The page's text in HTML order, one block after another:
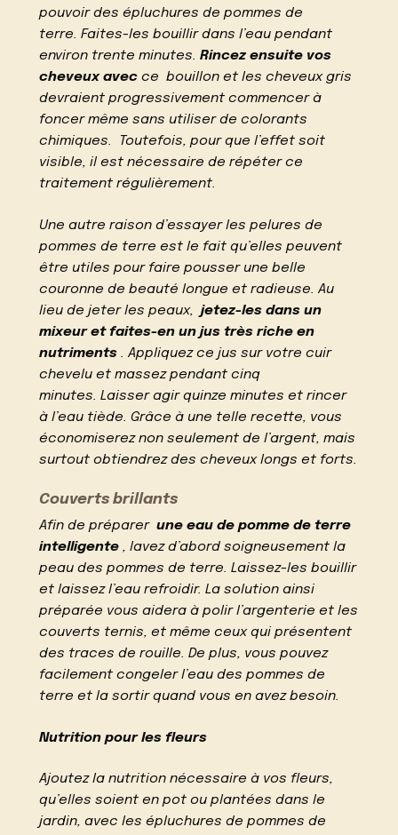
pouvoir des épluchures de pommes de
terre. Faites-les bouillir dans l’eau pendant
environ trente minutes.Rincez ensuite vos
cheveux avec ce bouillon et les cheveux gris
devraient progressivement commencer à
foncer même sans utiliser de colorants
chimiques. Toutefois, pour que l’effet soit
visible, il est nécessaire de répéter ce
traitement régulièrement.
Une autre raison d’essayer les pelures de
pommes de terre est le fait qu’elles peuvent
être utiles pour faire pousser une belle
couronne de beauté longue et radieuse. Au
lieu de jeter les peaux,jetez-les dans un
mixeur et faites-en un jus très riche en
nutriments . Appliquez ce jus sur votre cuir
chevelu et massez pendant cinq
minutes. Laisser agir quinze minutes et rincer
à l’eau tiède. Grâce à une telle recette, vous
économiserez non seulement de l’argent, mais
surtout obtiendrez des cheveux longs et forts.
Couverts brillants
Afin de préparerune eau de pomme de terre
intelligente , lavez d’abord soigneusement la
peau des pommes de terre. Laissez-les bouillir
et laissez l’eau refroidir. La solution ainsi
préparée vous aidera à polir l’argenterie et les
couverts ternis, et même ceux qui présentent
des traces de rouille. De plus, vous pouvez
facilement congeler l’eau des pommes de
terre et la sortir quand vous en avez besoin.
Nutrition pour les fleurs
Ajoutez la nutrition nécessaire à vos fleurs,
qu’elles soient en pot ou plantées dans le
jardin, avec les épluchures de pommes de